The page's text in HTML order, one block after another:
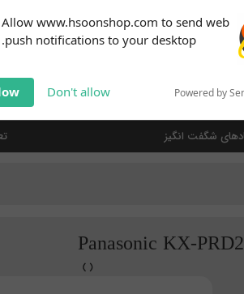
Allow www.hsoonshop.com to send web
push notifications to your desktop.
Powered by
Don't allow
Click the bell icon to enable
شگفت انگیز